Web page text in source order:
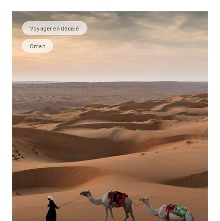
Voyager en décalé
Oman